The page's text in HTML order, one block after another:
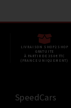
LIVRAISON SHOP2SHOP
GRATUITE
À PARTIR DE 350€ TTC
(FRANCE UNIQUEMENT)
SpeedCars